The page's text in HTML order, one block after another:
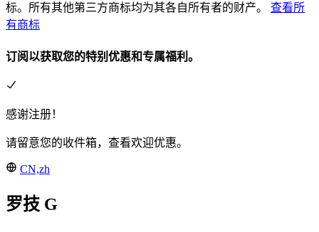
标。所有其他第三方商标均为其各自所有者的财产。 查看所
有商标
订阅以获取您的特别优惠和专属福利。
感谢注册！
请留意您的收件箱，查看欢迎优惠。
CN,zh
罗技 G